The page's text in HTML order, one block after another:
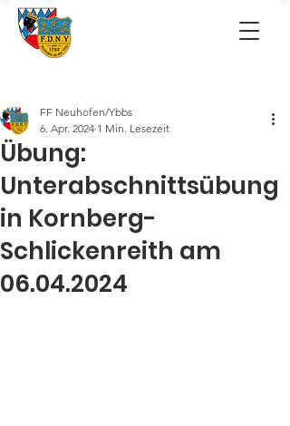
Übung:
Unterabschnittsübung
in Kornberg-
Schlickenreith am
06.04.2024
FF Neuhofen/Ybbs
6. Apr. 2024 1 Min. Lesezeit